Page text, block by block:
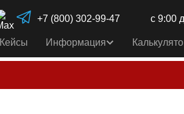
+7 (800) 302-99-47 с 9:00
Кейсы Информация